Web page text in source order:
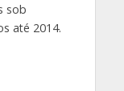
sob
até 2014.